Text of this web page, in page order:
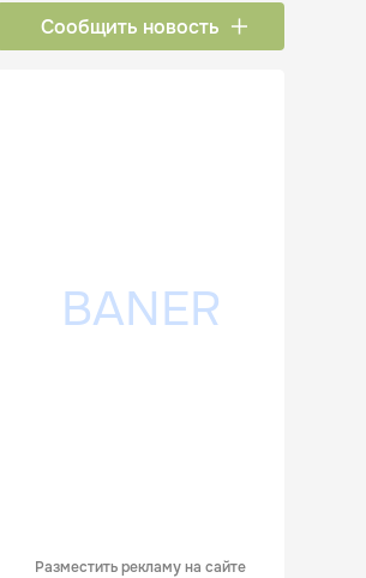
Сообщить новость
Разместить рекламу на сайте